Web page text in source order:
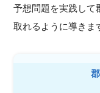
予想問題を実践して
取れるように導きま